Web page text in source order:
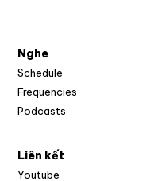
Nghe
Schedule
Frequencies
Podcasts
Liên kết
Youtube